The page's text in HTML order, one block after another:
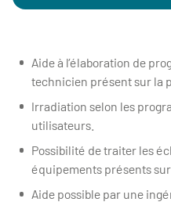
Aide à l’élaboration de
technicien présent sur la
Irradiation selon les
utilisateurs.
Possibilité de traiter les
équipements présents
Aide possible par une